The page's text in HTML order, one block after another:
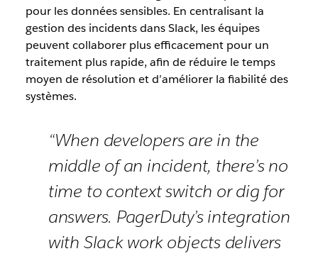
pour les données sensibles. En centralisant la
gestion des incidents dans Slack, les équipes
peuvent collaborer plus efficacement pour un
traitement plus rapide, afin de réduire le temps
moyen de résolution et d’améliorer la fiabilité des
systèmes.
“When developers are in the
middle of an incident, there’s no
time to context switch or dig for
answers. PagerDuty’s integration
with Slack work objects delivers